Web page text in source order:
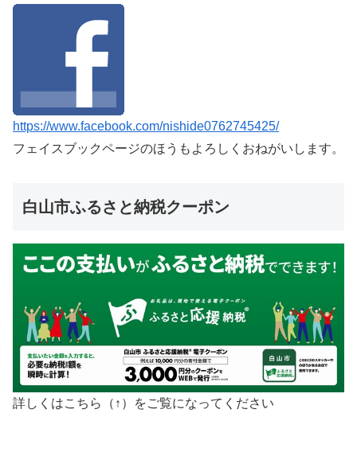
https://www.facebook.com/nishide0762745425/
フェイスブックページのほうもよろしくおねがいします。
白山市ふるさと納税クーポン
詳しくはこちら（↑）をご覧になってください